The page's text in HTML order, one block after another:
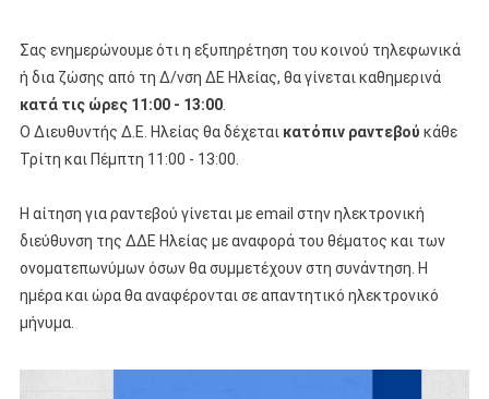
Σας ενημερώνουμε ότι η εξυπηρέτηση του κοινού τηλεφωνικά
ή δια ζώσης από τη Δ/νση ΔΕ Ηλείας, θα γίνεται καθημερινά
κατά τις ώρες 11:00 - 13:00.
Ο Διευθυντής Δ.Ε. Ηλείας θα δέχεται κατόπιν ραντεβού κάθε
Τρίτη και Πέμπτη 11:00 - 13:00.
Η αίτηση για ραντεβού γίνεται με email στην ηλεκτρονική
διεύθυνση της ΔΔΕ Ηλείας με αναφορά του θέματος και των
ονοματεπωνύμων όσων θα συμμετέχουν στη συνάντηση. Η
ημέρα και ώρα θα αναφέρονται σε απαντητικό ηλεκτρονικό
μήνυμα.